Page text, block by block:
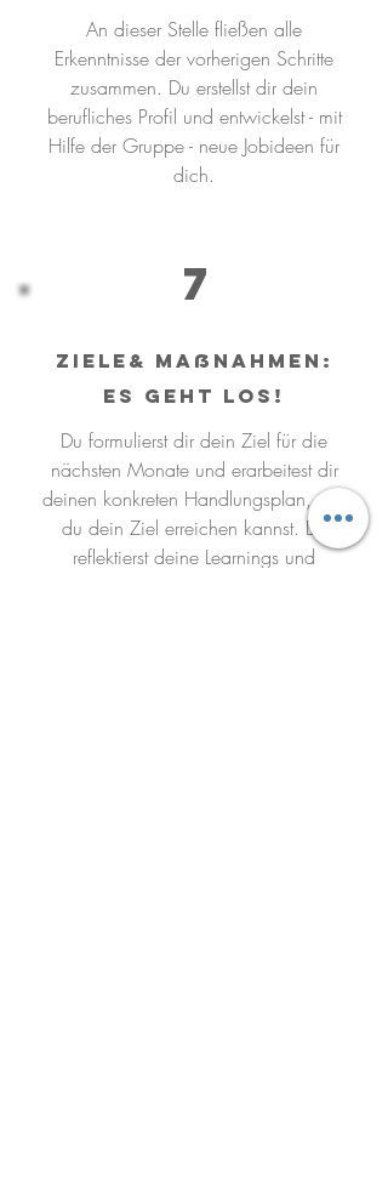
An dieser Stelle fließen alle
Erkenntnisse der vorherigen Schritte
zusammen. Du erstellst dir dein
berufliches Profil und entwickelst - mit
Hilfe der Gruppe - neue Jobideen für
dich.
Ziele& Maßnahmen:
Es geht los!
Du formulierst dir dein Ziel für die
nächsten Monate und erarbeitest dir
deinen konkreten Handlungsplan, wie
du dein Ziel erreichen kannst. Du
reflektierst deine Learnings und
7